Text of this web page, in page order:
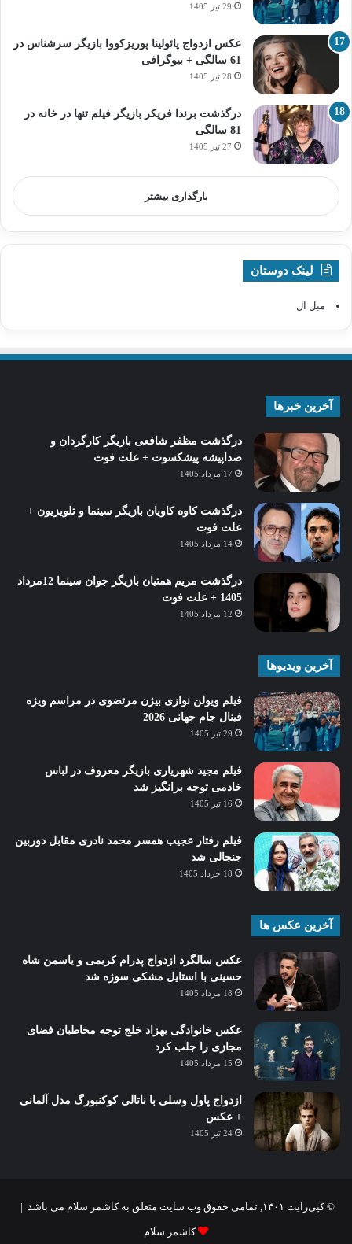
29 تیر 1405
عکس ازدواج پائولینا پوریزکووا بازیگر سرشناس در
61 سالگی + بیوگرافی
28 تیر 1405
درگذشت برندا فریکر بازیگر فیلم تنها در خانه در
81 سالگی
27 تیر 1405
بارگذاری بیشتر
لینک دوستان
مبل ال
آخرین خبرها
درگذشت مظفر شافعی بازیگر کارگردان و
صداپیشه پیشکسوت + علت فوت
17 مرداد 1405
درگذشت کاوه کاویان بازیگر سینما و تلویزیون +
علت فوت
14 مرداد 1405
درگذشت مریم همتیان بازیگر جوان سینما 12مرداد
1405 + علت فوت
12 مرداد 1405
آخرین ویدیوها
فیلم ویولن نوازی بیژن مرتضوی در مراسم ویژه
فینال جام جهانی 2026
29 تیر 1405
فیلم مجید شهریاری بازیگر معروف در لباس
خادمی توجه برانگیز شد
16 تیر 1405
فیلم رفتار عجیب همسر محمد نادری مقابل دوربین
جنجالی شد
18 خرداد 1405
آخرین عکس ها
عکس سالگرد ازدواج پدرام کریمی و یاسمن شاه‌
حسینی با استایل مشکی سوژه شد
18 مرداد 1405
عکس خانوادگی بهزاد خلج توجه مخاطبان فضای
مجازی را جلب کرد
15 مرداد 1405
ازدواج پاول وسلی با ناتالی کوکنبورگ مدل آلمانی
+ عکس
24 تیر 1405
© کپی‌رایت ۱۴۰۱, تمامی حقوق وب سایت متعلق به کاشمر سلام می باشد |
کاشمر سلام